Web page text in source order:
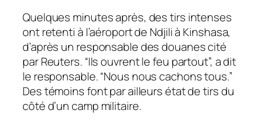
Quelques minutes après, des tirs intenses
ont retenti à l’aéroport de Ndjili à Kinshasa,
d’après un responsable des douanes cité
par Reuters. “Ils ouvrent le feu partout”, a dit
le responsable. “Nous nous cachons tous.”
Des témoins font par ailleurs état de tirs du
côté d’un camp militaire.